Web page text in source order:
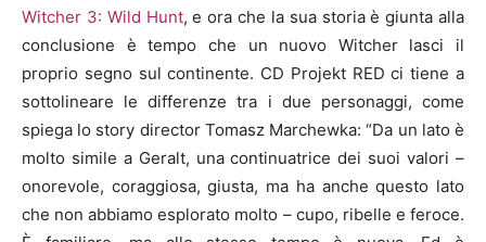
Witcher 3: Wild Hunt, e ora che la sua storia è giunta alla
conclusione è tempo che un nuovo Witcher lasci il
proprio segno sul continente. CD Projekt RED ci tiene a
sottolineare le differenze tra i due personaggi, come
spiega lo story director Tomasz Marchewka: “Da un lato è
molto simile a Geralt, una continuatrice dei suoi valori –
onorevole, coraggiosa, giusta, ma ha anche questo lato
che non abbiamo esplorato molto – cupo, ribelle e feroce.